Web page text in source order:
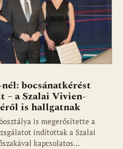
bocsánatkérést
– a Szalai Vivien-
is hallgatnak
is megerősítette a
indítottak a Szalai
kapcsolatos…